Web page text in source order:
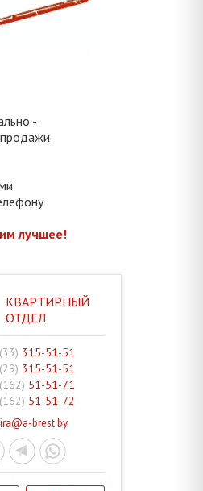
-
лучшее!
КВАРТИРНЫЙ
ОТДЕЛ
315-51-51
315-51-51
51-51-71
51-51-72
brest.by